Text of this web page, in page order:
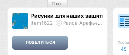
Рисунки для наших защитников
item1622 Раиса Арефьева
Пост
Посты
45